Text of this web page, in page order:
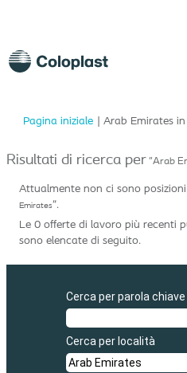
Pagina iniziale | Arab Emirates
Risultati di ricerca per"Arab
Attualmente non ci sono
Emirates".
Le 0 offerte di lavoro più recenti
sono elencate di seguito.
Cerca per parola chiave
Cerca per località